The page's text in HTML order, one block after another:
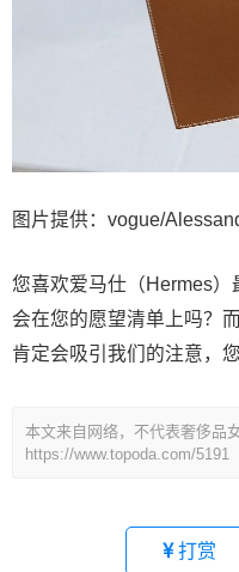
图片提供：vogue/
您喜欢爱马仕（Hermes
会在您的愿望清单上吗？
肯定会吸引我们的注意，您
本文来自网络，不代表奢侈品
https://www.topoda.com/5191
打赏